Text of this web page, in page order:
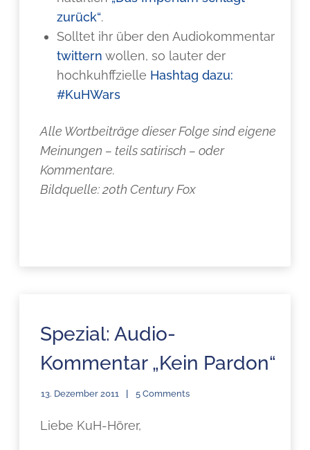
zurück“.
Solltet ihr über den Audiokommentar
twittern wollen, so lauter der
hochkuhffzielle Hashtag dazu:
#KuHWars
Alle Wortbeiträge dieser Folge sind eigene
Meinungen – teils satirisch – oder
Kommentare.
Bildquelle: 20th Century Fox
Spezial: Audio-
Kommentar „Kein Pardon“
13. Dezember 2011 5 Comments
Liebe KuH-Hörer,